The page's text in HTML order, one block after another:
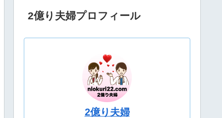
2億り夫婦プロフィール
2億り夫婦